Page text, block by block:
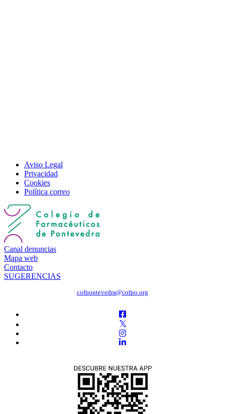
Aviso Legal
Privacidad
Cookies
Política correo
Canal denuncias
Mapa web
Contacto
SUGERENCIAS
cofpontevedra@cofpo.org